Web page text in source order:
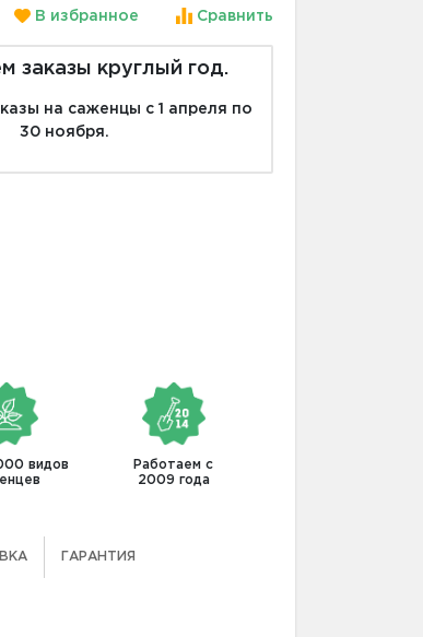
В избранное Сравнить
заказы круглый год.
на саженцы с 1 апреля по
30 ноября.
видов
Работаем с
2009 года
ГАРАНТИЯ